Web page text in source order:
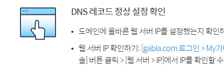
DNS 레코드 정상 설정 확인
도메인에 올바른 웹 서버 IP를 설정했는지 확인
웹 서버 IP 확인하기:[gabia.com 로그인 > My
솔] 버튼 클릭 > [웹 서버 > IP]에서 IP를 확인할